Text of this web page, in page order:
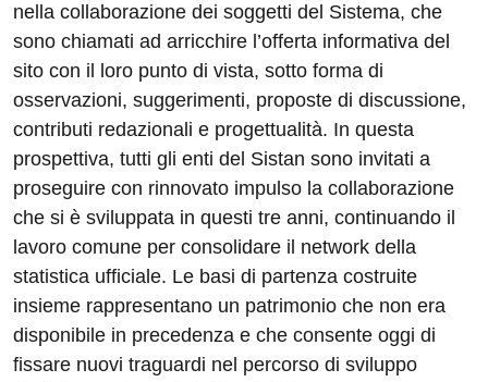
nella collaborazione dei soggetti del Sistema, che
sono chiamati ad arricchire l’offerta informativa del
sito con il loro punto di vista, sotto forma di
osservazioni, suggerimenti, proposte di discussione,
contributi redazionali e progettualità. In questa
prospettiva, tutti gli enti del Sistan sono invitati a
proseguire con rinnovato impulso la collaborazione
che si è sviluppata in questi tre anni, continuando il
lavoro comune per consolidare il network della
statistica ufficiale. Le basi di partenza costruite
insieme rappresentano un patrimonio che non era
disponibile in precedenza e che consente oggi di
fissare nuovi traguardi nel percorso di sviluppo